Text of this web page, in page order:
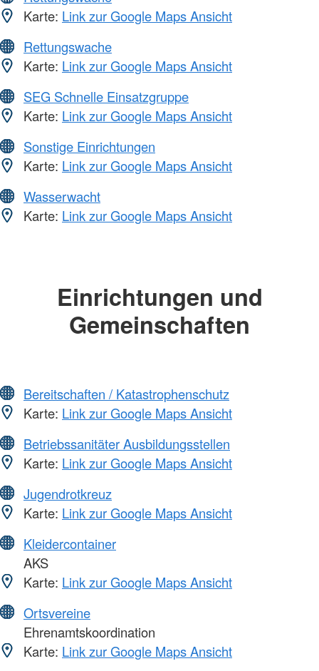
Karte: Link zur Google Maps Ansicht
Rettungswache
Karte: Link zur Google Maps Ansicht
SEG Schnelle Einsatzgruppe
Karte: Link zur Google Maps Ansicht
Sonstige Einrichtungen
Karte: Link zur Google Maps Ansicht
Wasserwacht
Karte: Link zur Google Maps Ansicht
Einrichtungen und
Gemeinschaften
Bereitschaften / Katastrophenschutz
Karte: Link zur Google Maps Ansicht
Betriebssanitäter Ausbildungsstellen
Karte: Link zur Google Maps Ansicht
Jugendrotkreuz
Karte: Link zur Google Maps Ansicht
Kleidercontainer
AKS
Karte: Link zur Google Maps Ansicht
Ortsvereine
Ehrenamtskoordination
Karte: Link zur Google Maps Ansicht